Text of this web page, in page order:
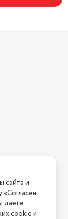
нам
есть всё!
сайта и
«Согласен
даете
cookie и